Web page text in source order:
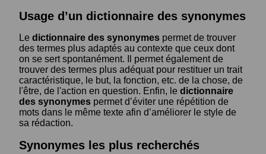
Usage d’un dictionnaire des synonymes
Le dictionnaire des synonymes permet de trouver
des termes plus adaptés au contexte que ceux dont
on se sert spontanément. Il permet également de
trouver des termes plus adéquat pour restituer un trait
caractéristique, le but, la fonction, etc. de la chose, de
l'être, de l'action en question. Enfin, le dictionnaire
des synonymes permet d’éviter une répétition de
mots dans le même texte afin d’améliorer le style de
sa rédaction.
Synonymes les plus recherchés